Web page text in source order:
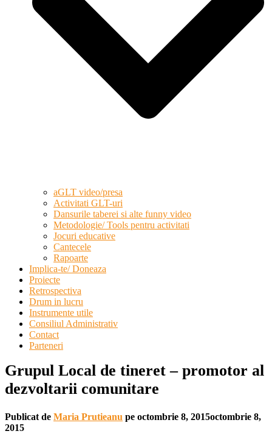
aGLT video/presa
Activitati GLT-uri
Dansurile taberei si alte funny video
Metodologie/ Tools pentru activitati
Jocuri educative
Cantecele
Rapoarte
Implica-te/ Doneaza
Proiecte
Retrospectiva
Drum in lucru
Instrumente utile
Consiliul Administrativ
Contact
Parteneri
Grupul Local de tineret – promotor al
dezvoltarii comunitare
Publicat de Maria Prutieanu pe octombrie 8, 2015octombrie 8,
2015